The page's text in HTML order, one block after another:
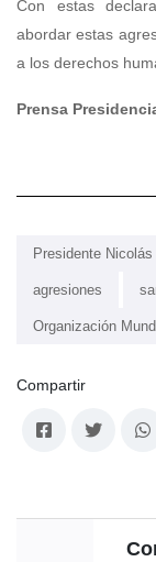
Con estas
abordar estas
a los derechos
Prensa
Presidente
agresiones
Organización
Compartir